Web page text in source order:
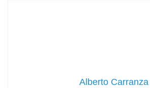
Alberto Carranza